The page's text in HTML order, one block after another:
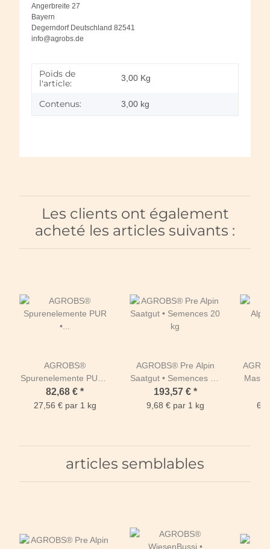
Angerbreite 27
Bayern
Degerndorf Deutschland 82541
info@agrobs.de
Poids de
l'article:
3,00 Kg
Contenus: 3,00 kg
Les clients ont également
acheté les articles suivants :
AGROBS®
Spurenelemente PUR •
Oligoéléments PURS 3
kg
82,68 € *
27,56 € par 1 kg
AGROBS® Pre Alpin
Saatgut • Semences 20
kg
193,57 € *
9,68 € par 1 kg
Mash
articles semblables